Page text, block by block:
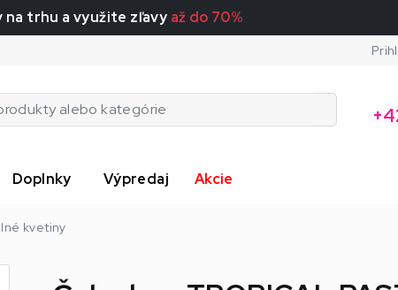
na trhu a využite zľavy až do 70%
Doplnky Výpredaj Akcie
kvetiny